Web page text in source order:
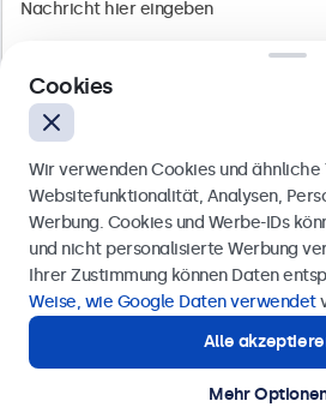
Badenerstrasse 549, 8048
Deutsch
© 2026
Anfrage senden
Rufen Sie uns an unter+41
Benötigen Sie Unterstützung?
Kontaktieren Sie uns!
Cookies
Wir verwenden Cookies und
Websitefunktionalität, Analysen,
Werbung. Cookies und Werbe-IDs
und nicht personalisierte Werbung
Ihrer Zustimmung können Daten
Weise, wie Google Daten verwendet
Alle
Mehr